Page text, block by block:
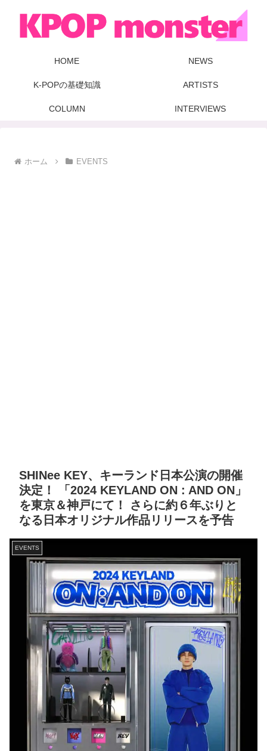
HOME NEWS
K-POPの基礎知識 ARTISTS
COLUMN INTERVIEWS
ホーム EVENTS
SHINee KEY、キーランド日本公演の開催
決定！ 「2024 KEYLAND ON : AND ON」
を東京＆神戸にて！ さらに約６年ぶりと
なる日本オリジナル作品リリースを予告
EVENTS